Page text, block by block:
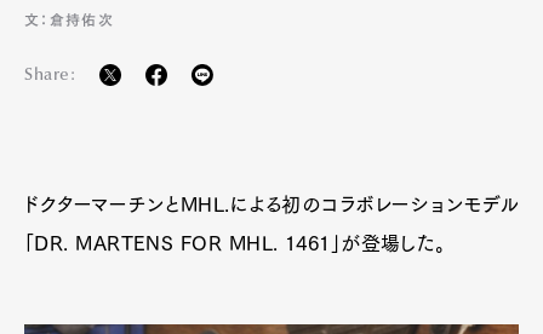
文：倉持佑次
Share:
ドクターマーチンとMHL.による初のコラボレーションモデル
「DR. MARTENS FOR MHL. 1461」が登場した。